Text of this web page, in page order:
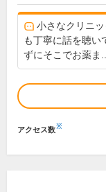
小さなクリニ
も丁寧に話を聴い
ずにそこでお薬ま...
アクセス数※